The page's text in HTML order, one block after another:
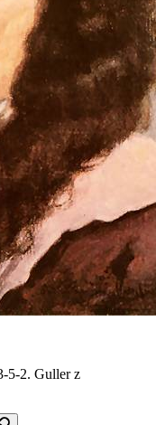
5-2. Guller z